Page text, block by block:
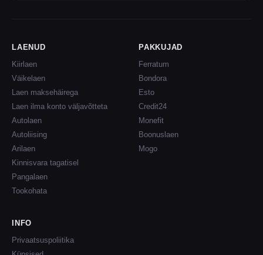
LAENUD
Kiirlaen
Väikelaen
Laen maksehäirega
Laen ilma konto väljavõtteta
Autolaen
Autoliising
Arilaen
Kinnisvara tagatisel
Pangalaen
Tookohata
PAKKUJAD
Ferratum
Bondora
Esto
Credit24
Monefit
Boonuslaen
Mogo
INFO
Privaatsuspoliitika